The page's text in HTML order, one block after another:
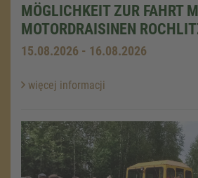
MÖGLICHKEIT ZUR FAHRT
MOTORDRAISINEN
15.08.2026 - 16.08.2026
więcej informacji